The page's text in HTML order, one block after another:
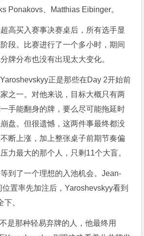
Ponakovs、Matthias Eibinger。
高买入赛事决赛桌后，所有选手显
段。比赛进行了一个多小时，期间
牌分布也没有出现太大变化。
正是那些在Day 2开始前
之一。对他来说，目标大概只有两
手能翻身的牌，要么尽可能拖延时
盘。但很遗憾，这两件事最终都没
断上涨，加上整张桌子前期节奏偏
力最大的那个人，只剩11个大盲。
到了一个理想的入池机会。Jean-
置率先加注后，Yaroshevskyy看到
。
是那种轻易弃牌的人，他最终用